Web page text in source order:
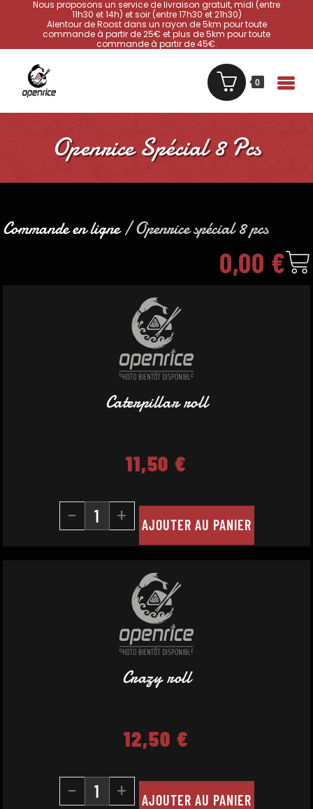
Nous proposons un service de livraison gratuit, midi (entre
11h30 et 14h) et soir (entre 17h30 et 21h30)
Alentour de Roost dans un rayon de 5km pour toute
commande à partir de 25€ et plus de 5km pour toute
commande à partir de 45€.
0
Openrice Spécial 8 Pcs
Commande en ligne/ Openrice spécial 8 pcs
0,00 €
Caterpillar roll
11,50€
- + AJOUTER AU PANIER
Crazy roll
12,50 €
- + AJOUTER AU PANIER